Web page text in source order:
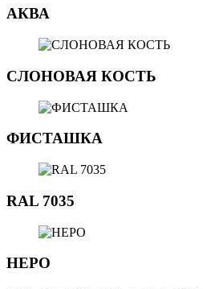
АКВА
СЛОНОВАЯ КОСТЬ
ФИСТАШКА
RAL 7035
НЕРО